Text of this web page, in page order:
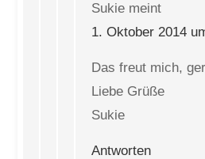
Sukie meint
1. Oktober 2014
Das freut mich,
Liebe Grüße
Sukie
Antworten